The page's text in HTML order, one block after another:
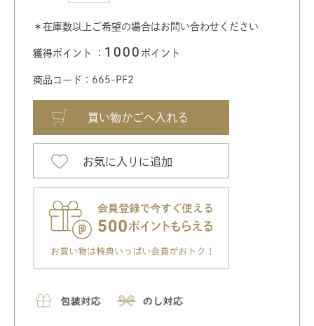
＊在庫数以上ご希望の場合はお問い合わせください
獲得ポイント ： 1000 ポイント
商品コード：665-PF2
お気に入りに追加